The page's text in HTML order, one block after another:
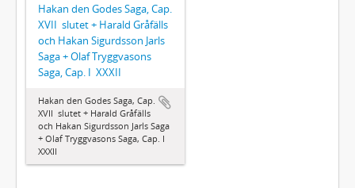
Hakan den Godes Saga, Cap.
XVII  slutet + Harald Gråfälls
och Hakan Sigurdsson Jarls
Saga + Olaf Tryggvasons
Saga, Cap. I  XXXII
Hakan den Godes Saga, Cap.
XVII  slutet + Harald Gråfälls
och Hakan Sigurdsson Jarls Saga
+ Olaf Tryggvasons Saga, Cap. I 
XXXII